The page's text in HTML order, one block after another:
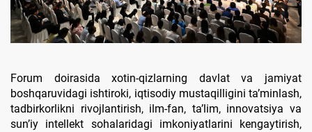
Forum doirasida xotin-qizlarning davlat va jamiyat
boshqaruvidagi ishtiroki, iqtisodiy mustaqilligini taʼminlash,
tadbirkorlikni rivojlantirish, ilm-fan, taʼlim, innovatsiya va
sunʼiy intellekt sohalaridagi imkoniyatlarini kengaytirish,